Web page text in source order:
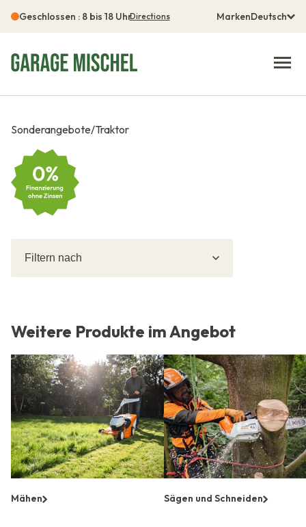
Geschlossen : 8 bis 18 UhrDirections MarkenDeutsch
Marken
Kontakt
Betriebserlaubnis
Datenschutzrichtlinie
Kontakt
Sonderangebote/Traktor
nach
Weitere Produkte im Angebot
Mähen Sägen und Schneiden